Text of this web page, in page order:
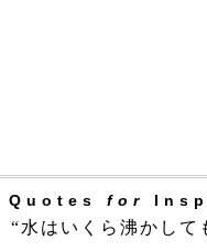
Quotes for
“水はいくら沸かして